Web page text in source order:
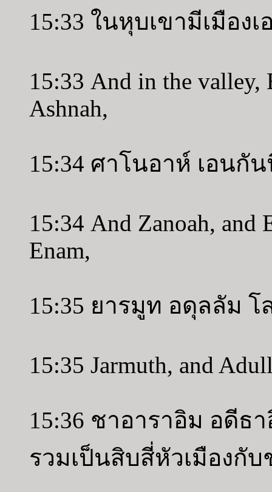
15:33 ในหุบเขามีเมือง
15:33 And in the valley,
Ashnah,
15:34 ศาโนอาห์ เอนกั
15:34 And Zanoah, and
Enam,
15:35 ยารมูท อดุลลัม
15:35 Jarmuth, and
15:36 ชาอาราอิม อดีธา
รวมเป็นสิบสี่หัวเมืองกั